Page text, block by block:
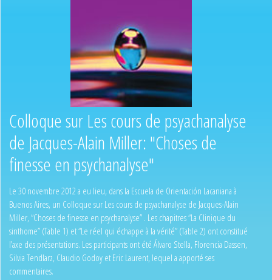
Colloque sur Les cours de psyachanalyse
de Jacques-Alain Miller: "Choses de
finesse en psychanalyse"
Le 30 novembre 2012 a eu lieu, dans la Escuela de Orientación Lacaniana à
Buenos Aires, un Colloque sur Les cours de psyachanalyse de Jacques-Alain
Miller, “Choses de finesse en psychanalyse” . Les chapitres “La Clinique du
sinthome” (Table 1) et “Le réel qui échappe à la vérité” (Table 2) ont constitué
l’axe des présentations. Les participants ont été Álvaro Stella, Florencia Dassen,
Silvia Tendlarz, Claudio Godoy et Eric Laurent, lequel a apporté ses
commentaires.